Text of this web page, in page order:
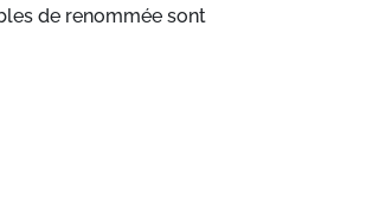
de renommée sont
appartements